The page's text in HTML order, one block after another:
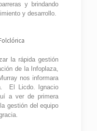
y brindando
y desarrollo.
la rápida gestión
de la Infoplaza,
nos informara
El Licdo. Ignacio
a ver de primera
gestión del equipo